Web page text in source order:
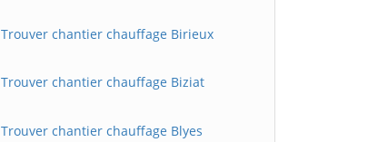
Trouver chantier chauffage Birieux
Trouver chantier chauffage Biziat
Trouver chantier chauffage Blyes